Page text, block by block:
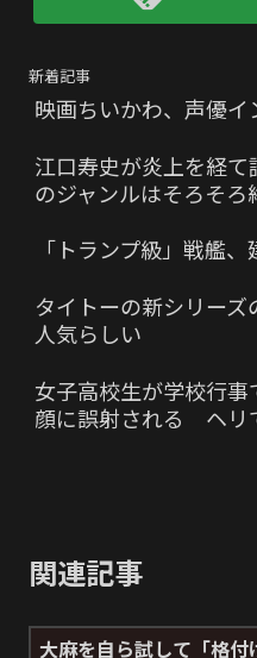
新着記事
映画ちいかわ、声優
江口寿史が炎上を経
のジャンルはそろそろ
「トランプ級」戦艦
タイトーの新シリー
人気らしい
女子高校生が学校行
顔に誤射される ヘリ
関連記事
大麻を自ら試して「格